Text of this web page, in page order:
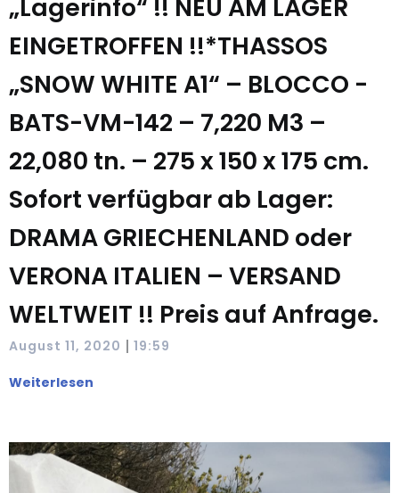
„Lagerinfo“ !! NEU AM LAGER
EINGETROFFEN !!*THASSOS
„SNOW WHITE A1“ – BLOCCO -
BATS-VM-142 – 7,220 M3 –
22,080 tn. – 275 x 150 x 175 cm.
Sofort verfügbar ab Lager:
DRAMA GRIECHENLAND oder
VERONA ITALIEN – VERSAND
WELTWEIT !! Preis auf Anfrage.
August 11, 2020 | 19:59
Weiterlesen